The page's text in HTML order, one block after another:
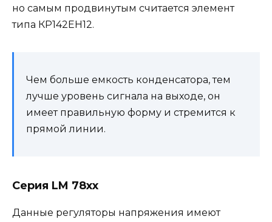
но самым продвинутым считается элемент
типа КР142ЕН12.
Чем больше емкость конденсатора, тем
лучше уровень сигнала на выходе, он
имеет правильную форму и стремится к
прямой линии.
Серия LM 78xx
Данные регуляторы напряжения имеют